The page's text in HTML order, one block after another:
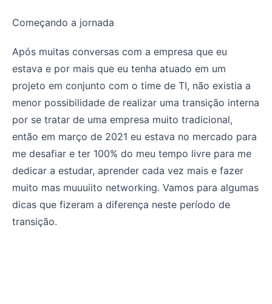
Começando a jornada
Após muitas conversas com a empresa que eu
estava e por mais que eu tenha atuado em um
projeto em conjunto com o time de TI, não existia a
menor possibilidade de realizar uma transição interna
por se tratar de uma empresa muito tradicional,
então em março de 2021 eu estava no mercado para
me desafiar e ter 100% do meu tempo livre para me
dedicar a estudar, aprender cada vez mais e fazer
muito mas muuuiito networking. Vamos para algumas
dicas que fizeram a diferença neste período de
transição.